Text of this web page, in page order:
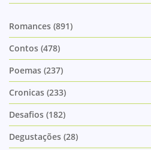
Romances (891)
Contos (478)
Poemas (237)
Cronicas (233)
Desafios (182)
Degustações (28)